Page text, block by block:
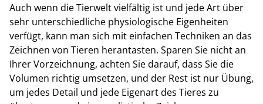
Auch wenn die Tierwelt vielfältig ist und jede Art über
sehr unterschiedliche physiologische Eigenheiten
verfügt, kann man sich mit einfachen Techniken an das
Zeichnen von Tieren herantasten. Sparen Sie nicht an
Ihrer Vorzeichnung, achten Sie darauf, dass Sie die
Volumen richtig umsetzen, und der Rest ist nur Übung,
um jedes Detail und jede Eigenart des Tieres zu